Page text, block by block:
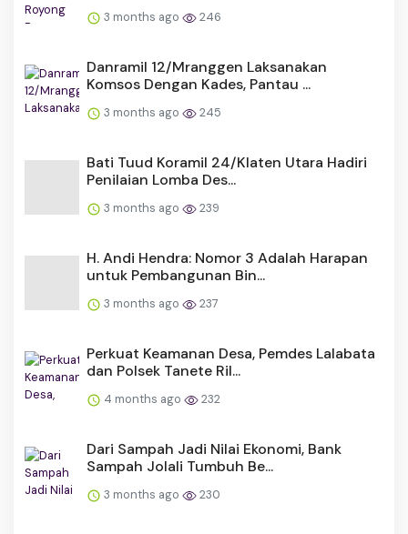
3 months ago 246
Danramil 12/Mranggen Laksanakan
Komsos Dengan Kades, Pantau ...
3 months ago 245
Bati Tuud Koramil 24/Klaten Utara Hadiri
Penilaian Lomba Des...
3 months ago 239
H. Andi Hendra: Nomor 3 Adalah Harapan
untuk Pembangunan Bin...
3 months ago 237
Perkuat Keamanan Desa, Pemdes Lalabata
dan Polsek Tanete Ril...
4 months ago 232
Dari Sampah Jadi Nilai Ekonomi, Bank
Sampah Jolali Tumbuh Be...
3 months ago 230